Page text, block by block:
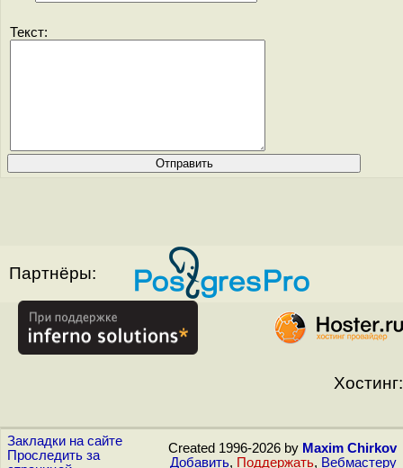
Текст:
Партнёры:
Хостинг:
Закладки на сайте
Проследить за
Created 1996-2026 by Maxim Chirkov
Добавить, Поддержать, Вебмастеру